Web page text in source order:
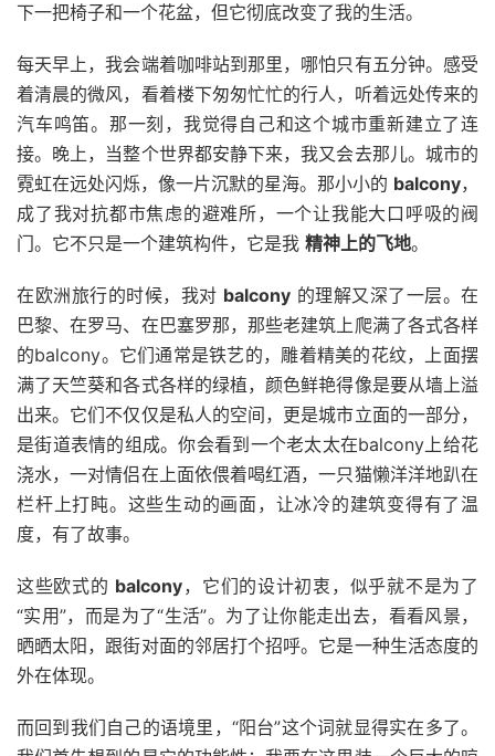
下一把椅子和一个花盆，但它彻底改变了我的生活。
每天早上，我会端着咖啡站到那里，哪怕只有五分钟。感受
着清晨的微风，看着楼下匆匆忙忙的行人，听着远处传来的
汽车鸣笛。那一刻，我觉得自己和这个城市重新建立了连
接。晚上，当整个世界都安静下来，我又会去那儿。城市的
霓虹在远处闪烁，像一片沉默的星海。那小小的 balcony，
成了我对抗都市焦虑的避难所，一个让我能大口呼吸的阀
门。它不只是一个建筑构件，它是我 精神上的飞地。
在欧洲旅行的时候，我对 balcony 的理解又深了一层。在
巴黎、在罗马、在巴塞罗那，那些老建筑上爬满了各式各样
的balcony。它们通常是铁艺的，雕着精美的花纹，上面摆
满了天竺葵和各式各样的绿植，颜色鲜艳得像是要从墙上溢
出来。它们不仅仅是私人的空间，更是城市立面的一部分，
是街道表情的组成。你会看到一个老太太在balcony上给花
浇水，一对情侣在上面依偎着喝红酒，一只猫懒洋洋地趴在
栏杆上打盹。这些生动的画面，让冰冷的建筑变得有了温
度，有了故事。
这些欧式的 balcony，它们的设计初衷，似乎就不是为了
“实用”，而是为了“生活”。为了让你能走出去，看看风景，
晒晒太阳，跟街对面的邻居打个招呼。它是一种生活态度的
外在体现。
而回到我们自己的语境里，“阳台”这个词就显得实在多了。